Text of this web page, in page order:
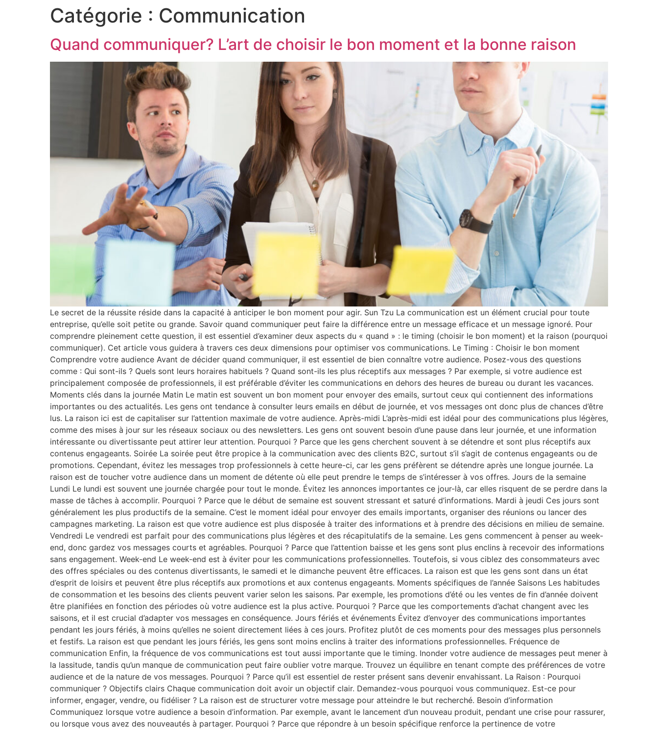
Catégorie : Communication
Quand communiquer? L’art de choisir le bon moment et la bonne raison
Le secret de la réussite réside dans la capacité à anticiper le bon moment pour agir. Sun Tzu La communication est un élément crucial pour toute
entreprise, qu’elle soit petite ou grande. Savoir quand communiquer peut faire la différence entre un message efficace et un message ignoré. Pour
comprendre pleinement cette question, il est essentiel d’examiner deux aspects du « quand » : le timing (choisir le bon moment) et la raison (pourquoi
communiquer). Cet article vous guidera à travers ces deux dimensions pour optimiser vos communications. Le Timing : Choisir le bon moment
Comprendre votre audience Avant de décider quand communiquer, il est essentiel de bien connaître votre audience. Posez-vous des questions
comme : Qui sont-ils ? Quels sont leurs horaires habituels ? Quand sont-ils les plus réceptifs aux messages ? Par exemple, si votre audience est
principalement composée de professionnels, il est préférable d’éviter les communications en dehors des heures de bureau ou durant les vacances.
Moments clés dans la journée Matin Le matin est souvent un bon moment pour envoyer des emails, surtout ceux qui contiennent des informations
importantes ou des actualités. Les gens ont tendance à consulter leurs emails en début de journée, et vos messages ont donc plus de chances d’être
lus. La raison ici est de capitaliser sur l’attention maximale de votre audience. Après-midi L’après-midi est idéal pour des communications plus légères,
comme des mises à jour sur les réseaux sociaux ou des newsletters. Les gens ont souvent besoin d’une pause dans leur journée, et une information
intéressante ou divertissante peut attirer leur attention. Pourquoi ? Parce que les gens cherchent souvent à se détendre et sont plus réceptifs aux
contenus engageants. Soirée La soirée peut être propice à la communication avec des clients B2C, surtout s’il s’agit de contenus engageants ou de
promotions. Cependant, évitez les messages trop professionnels à cette heure-ci, car les gens préfèrent se détendre après une longue journée. La
raison est de toucher votre audience dans un moment de détente où elle peut prendre le temps de s’intéresser à vos offres. Jours de la semaine
Lundi Le lundi est souvent une journée chargée pour tout le monde. Évitez les annonces importantes ce jour-là, car elles risquent de se perdre dans la
masse de tâches à accomplir. Pourquoi ? Parce que le début de semaine est souvent stressant et saturé d’informations. Mardi à jeudi Ces jours sont
généralement les plus productifs de la semaine. C’est le moment idéal pour envoyer des emails importants, organiser des réunions ou lancer des
campagnes marketing. La raison est que votre audience est plus disposée à traiter des informations et à prendre des décisions en milieu de semaine.
Vendredi Le vendredi est parfait pour des communications plus légères et des récapitulatifs de la semaine. Les gens commencent à penser au week-
end, donc gardez vos messages courts et agréables. Pourquoi ? Parce que l’attention baisse et les gens sont plus enclins à recevoir des informations
sans engagement. Week-end Le week-end est à éviter pour les communications professionnelles. Toutefois, si vous ciblez des consommateurs avec
des offres spéciales ou des contenus divertissants, le samedi et le dimanche peuvent être efficaces. La raison est que les gens sont dans un état
d’esprit de loisirs et peuvent être plus réceptifs aux promotions et aux contenus engageants. Moments spécifiques de l’année Saisons Les habitudes
de consommation et les besoins des clients peuvent varier selon les saisons. Par exemple, les promotions d’été ou les ventes de fin d’année doivent
être planifiées en fonction des périodes où votre audience est la plus active. Pourquoi ? Parce que les comportements d’achat changent avec les
saisons, et il est crucial d’adapter vos messages en conséquence. Jours fériés et événements Évitez d’envoyer des communications importantes
pendant les jours fériés, à moins qu’elles ne soient directement liées à ces jours. Profitez plutôt de ces moments pour des messages plus personnels
et festifs. La raison est que pendant les jours fériés, les gens sont moins enclins à traiter des informations professionnelles. Fréquence de
communication Enfin, la fréquence de vos communications est tout aussi importante que le timing. Inonder votre audience de messages peut mener à
la lassitude, tandis qu’un manque de communication peut faire oublier votre marque. Trouvez un équilibre en tenant compte des préférences de votre
audience et de la nature de vos messages. Pourquoi ? Parce qu’il est essentiel de rester présent sans devenir envahissant. La Raison : Pourquoi
communiquer ? Objectifs clairs Chaque communication doit avoir un objectif clair. Demandez-vous pourquoi vous communiquez. Est-ce pour
informer, engager, vendre, ou fidéliser ? La raison est de structurer votre message pour atteindre le but recherché. Besoin d’information
Communiquez lorsque votre audience a besoin d’information. Par exemple, avant le lancement d’un nouveau produit, pendant une crise pour rassurer,
ou lorsque vous avez des nouveautés à partager. Pourquoi ? Parce que répondre à un besoin spécifique renforce la pertinence de votre